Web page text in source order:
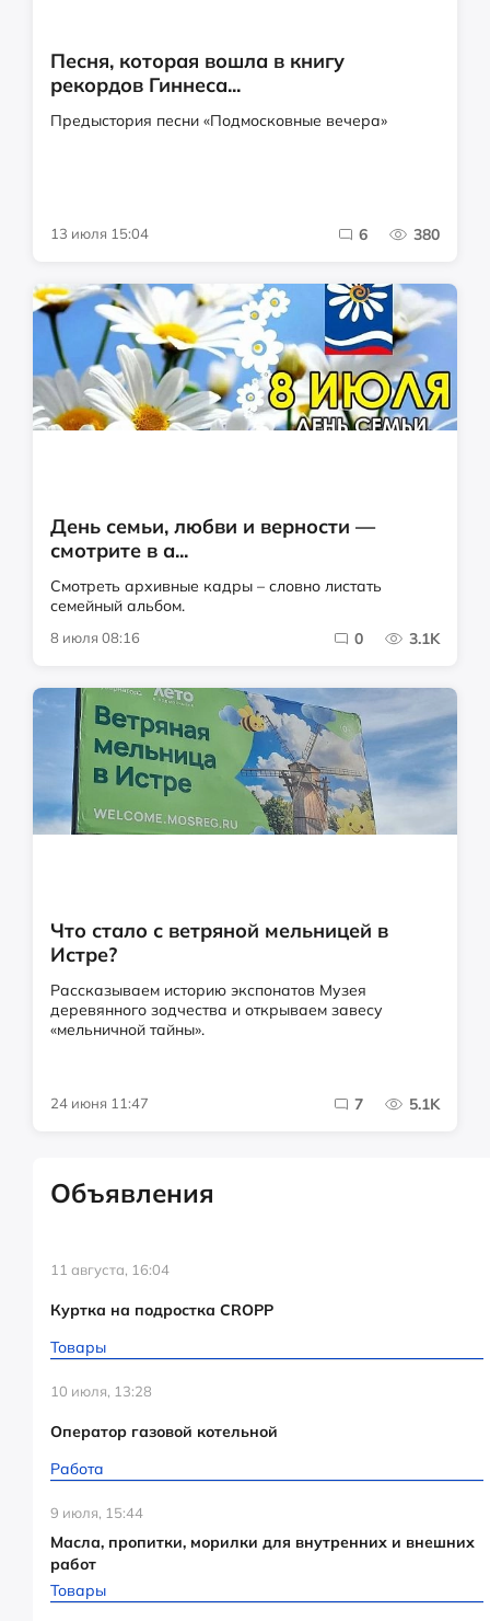
Песня, которая вошла в книгу
рекордов Гиннеса...
Предыстория песни «Подмосковные вечера»
13 июля 15:04 6 380
День семьи, любви и верности —
смотрите в а...
Смотреть архивные кадры – словно листать
семейный альбом.
8 июля 08:16 0 3.1K
Что стало с ветряной мельницей в
Истре?
Рассказываем историю экспонатов Музея
деревянного зодчества и открываем завесу
«мельничной тайны».
24 июня 11:47 7 5.1K
Объявления
11 августа, 16:04
Куртка на подростка CROPP
Товары
10 июля, 13:28
Оператор газовой котельной
Работа
9 июля, 15:44
Масла, пропитки, морилки для внутренних и внешних
работ
Товары